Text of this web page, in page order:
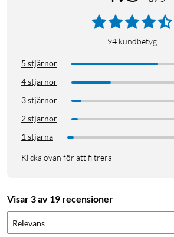
94 kundbetyg
5 stjärnor
4 stjärnor
3 stjärnor
2 stjärnor
1 stjärna
Klicka ovan för att filtrera
Visar 3 av 19 recensioner
Relevans